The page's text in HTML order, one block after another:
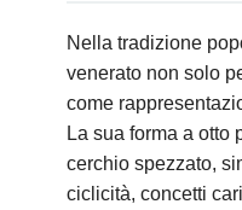
Nella tradizione
venerato non solo
come
La sua forma a otto
cerchio spezzato,
ciclicità, concetti